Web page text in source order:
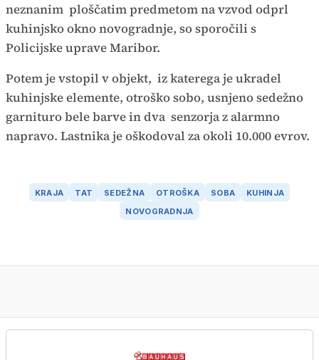
neznanim ploščatim predmetom na vzvod odprl
kuhinjsko okno novogradnje, so sporočili s
Policijske uprave Maribor.
Potem je vstopil v objekt, iz katerega je ukradel
kuhinjske elemente, otroško sobo, usnjeno sedežno
garnituro bele barve in dva senzorja z alarmno
napravo. Lastnika je oškodoval za okoli 10.000 evrov.
KRAJA TAT SEDEŽNA OTROŠKA SOBA
KUHINJA
NOVOGRADNJA